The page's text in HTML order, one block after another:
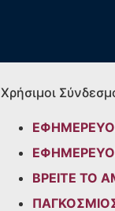
Χρήσιμοι
ΒΡΕΙΤΕ ΤΟ